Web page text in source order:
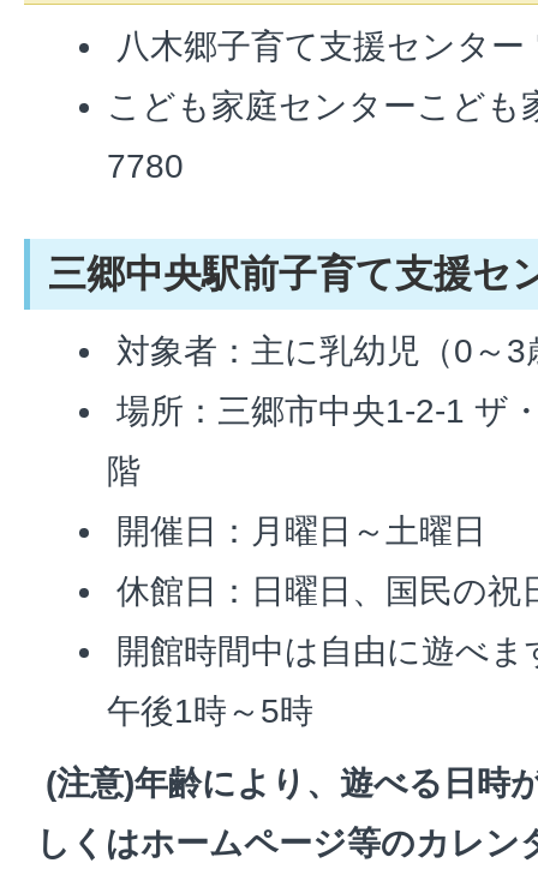
八木郷子育て支援センタ
こども家庭センターこども
7780
三郷中央駅前子育て支援セ
対象者：主に乳幼児（0～
場所：三郷市中央1-2-1 ザ
階
開催日：月曜日～土曜日
休館日：日曜日、国民の祝
開館時間中は自由に遊べ
午後1時～5時
(注意)年齢により、遊べる日時
しくはホームページ等のカレン